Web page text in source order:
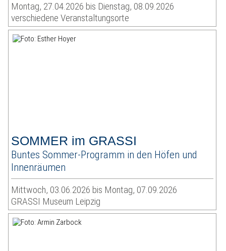
Montag, 27.04.2026 bis Dienstag, 08.09.2026
verschiedene Veranstaltungsorte
SOMMER im GRASSI
Buntes Sommer-Programm in den Höfen und
Innenräumen
Mittwoch, 03.06.2026 bis Montag, 07.09.2026
GRASSI Museum Leipzig